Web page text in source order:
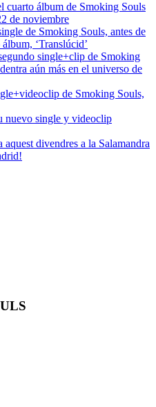
cuarto álbum de Smoking Souls
de noviembre
de Smoking Souls, antes de
‘Translúcid’
single+clip de Smoking
aún más en el universo de
de Smoking Souls,
nuevo single y videoclip
divendres a la Salamandra